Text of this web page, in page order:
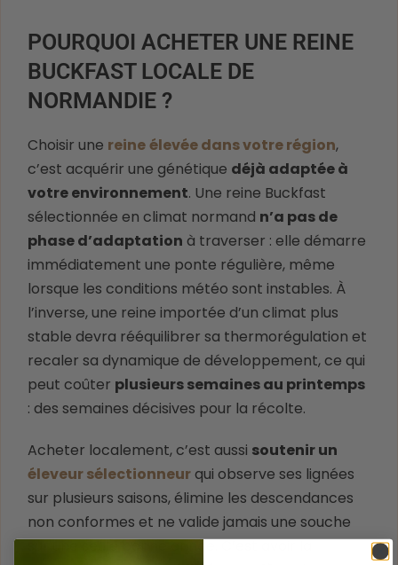
POURQUOI ACHETER UNE REINE
BUCKFAST LOCALE DE
NORMANDIE ?
Choisir une reineélevée dans votre région,
c’est acquérir une génétique déjà adaptée à
votre environnement. Une reine Buckfast
sélectionnée en climat normand n’a pas de
phase d’adaptation à traverser : elle démarre
immédiatement une ponte régulière, même
lorsque les conditions météo sont instables. À
l’inverse, une reine importée d’un climat plus
stable devra rééquilibrer sa thermorégulation et
recaler sa dynamique de développement, ce qui
peut coûter plusieurs semaines au printemps
: des semaines décisives pour la récolte.
Acheter localement, c’est aussi soutenir un
éleveur sélectionneurqui observe ses lignées
sur plusieurs saisons, élimine les descendances
non conformes et ne valide jamais une souche
sur une seule bonne année. C’est avoir la